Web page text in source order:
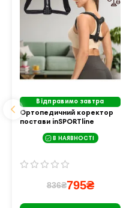
Відправимо завтра
Ортопедичний коректор
постави inSPORTline
В НАЯВНОСТІ
836₴795₴